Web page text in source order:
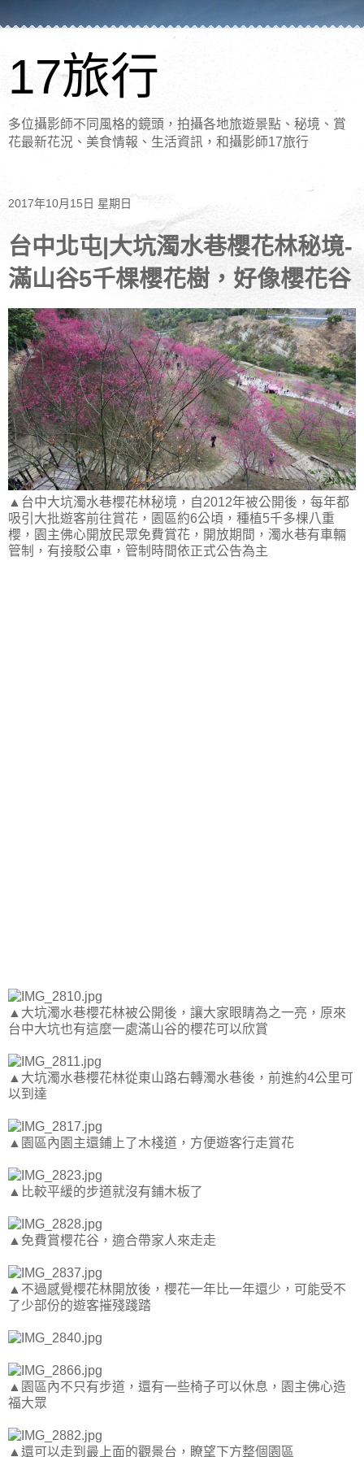
17旅行
多位攝影師不同風格的鏡頭，拍攝各地旅遊景點、秘境、賞
花最新花況、美食情報、生活資訊，和攝影師17旅行
2017年10月15日 星期日
台中北屯|大坑濁水巷櫻花林秘境-
滿山谷5千棵櫻花樹，好像櫻花谷
▲台中大坑濁水巷櫻花林秘境，自2012年被公開後，每年都
吸引大批遊客前往賞花，園區約6公頃，種植5千多棵八重
櫻，園主佛心開放民眾免費賞花，開放期間，濁水巷有車輛
管制，有接駁公車，管制時間依正式公告為主
▲大坑濁水巷櫻花林被公開後，讓大家眼睛為之一亮，原來
台中大坑也有這麼一處滿山谷的櫻花可以欣賞
▲大坑濁水巷櫻花林從東山路右轉濁水巷後，前進約4公里可
以到達
▲園區內園主還鋪上了木棧道，方便遊客行走賞花
▲比較平緩的步道就沒有鋪木板了
▲免費賞櫻花谷，適合帶家人來走走
▲不過感覺櫻花林開放後，櫻花一年比一年還少，可能受不
了少部份的遊客摧殘踐踏
▲園區內不只有步道，還有一些椅子可以休息，園主佛心造
福大眾
▲還可以走到最上面的觀景台，瞭望下方整個園區